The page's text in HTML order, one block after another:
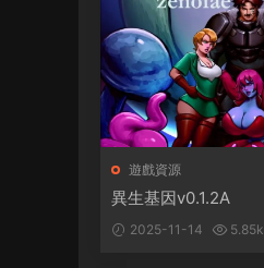
遊戲資源
異生基因v0.1.2A
2025-11-14 5.85k